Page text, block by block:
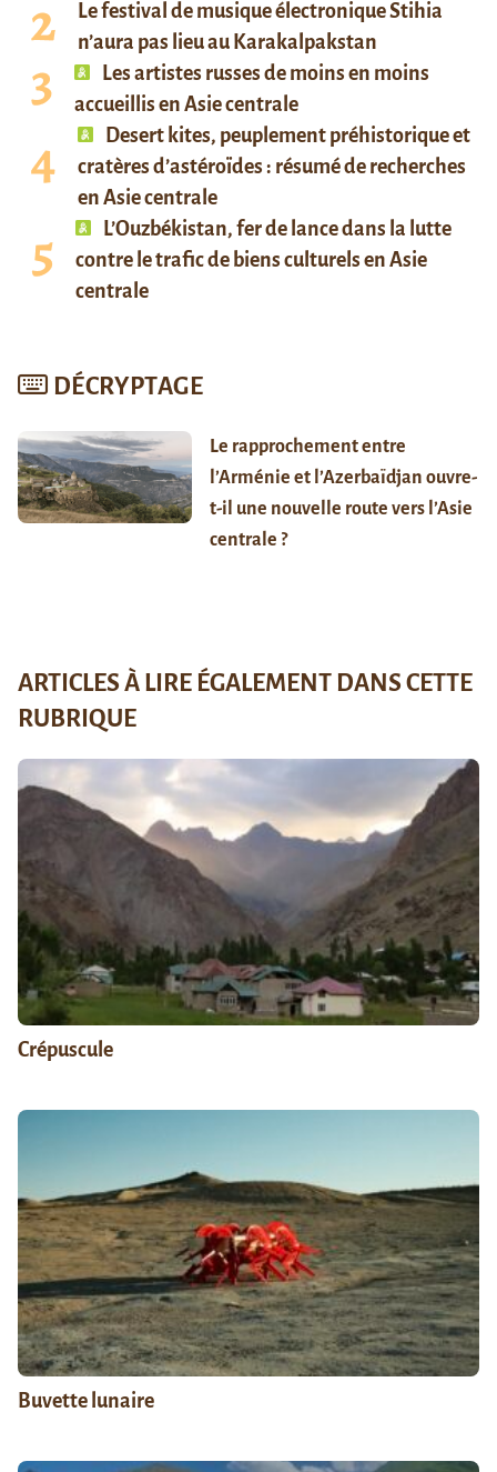
Le festival de musique électronique Stihia
n’aura pas lieu au Karakalpakstan
Les artistes russes de moins en moins
accueillis en Asie centrale
Desert kites, peuplement préhistorique et
cratères d’astéroïdes : résumé de recherches
en Asie centrale
L’Ouzbékistan, fer de lance dans la lutte
contre le trafic de biens culturels en Asie
centrale
DÉCRYPTAGE
Le rapprochement entre
l’Arménie et l’Azerbaïdjan ouvre-
t-il une nouvelle route vers l’Asie
centrale ?
ARTICLES À LIRE ÉGALEMENT DANS CETTE
RUBRIQUE
Crépuscule
Buvette lunaire